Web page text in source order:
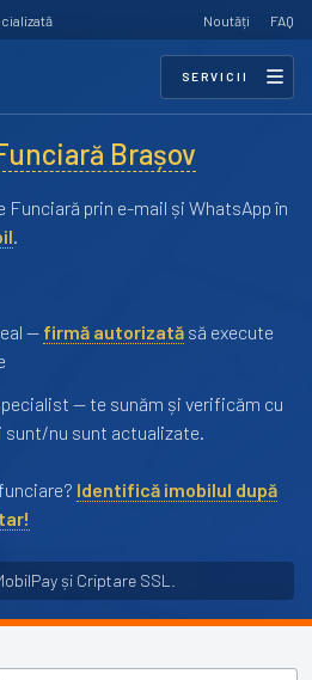
Noutăți FAQ
SERVICII
Brașov
Funciară prin e-mail și WhatsApp în
.
— firmă autorizată să execute
— te sunăm și verificăm cu
nu sunt actualizate.
Identifică imobilul după
și Criptare SSL.